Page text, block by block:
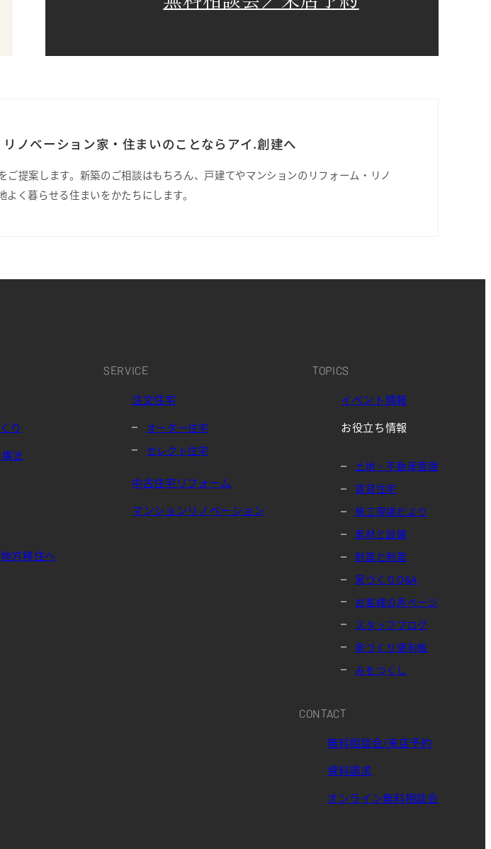
ノベーション家・住まいのことならアイ.創建へ
提案します。新築のご相談はもちろん、戸建てやマンションのリフォーム・リノ
く暮らせる住まいをかたちにします。
り
法
方移住へ
SERVICE
注文住宅
オーダー住宅
セレクト住宅
中古住宅リフォーム
マンションリノベーション
TOPICS
イベント情報
お役立ち情報
土地・不動産管理
賃貸住宅
施工現場だより
素材と設備
耐震と制震
家づくりQ&A
お客様の声ページ
スタッフブログ
家づくり便利帳
みをつくし
CONTACT
無料相談会/来店予約
資料請求
オンライン無料相談会